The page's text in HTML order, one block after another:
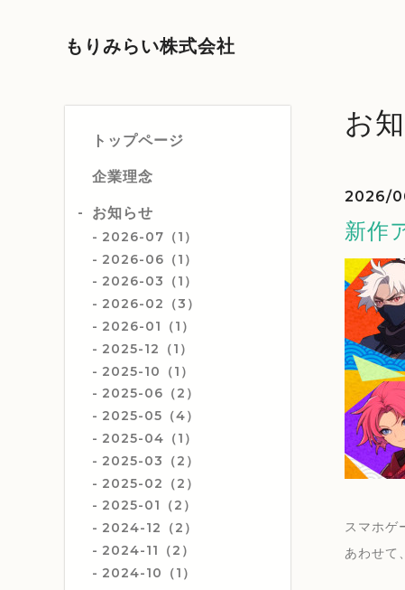
もりみらい株式会社
トップページ
企業理念
お知らせ
2026-07（1）
2026-06（1）
2026-03（1）
2026-02（3）
2026-01（1）
2025-12（1）
2025-10（1）
2025-06（2）
2025-05（4）
2025-04（1）
2025-03（2）
2025-02（2）
2025-01（2）
2024-12（2）
2024-11（2）
2024-10（1）
お
2026/
新作
スマホゲ
あわせて